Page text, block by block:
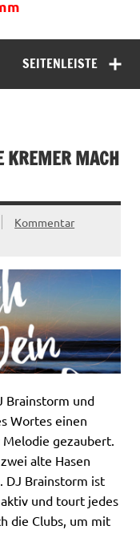
SEITENLEISTE
KREMER MACH
Kommentar
Brainstorm und
Wortes einen
gezaubert.
alte Hasen
DJ Brainstorm ist
und tourt jedes
die Clubs, um mit